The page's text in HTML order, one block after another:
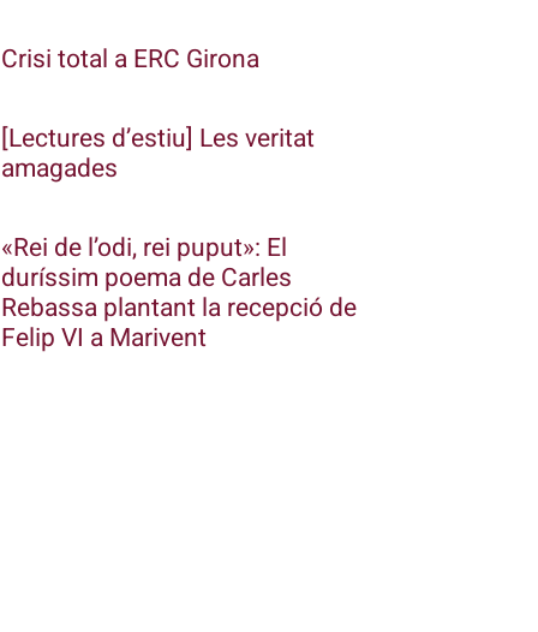
Crisi total a ERC Girona
[Lectures d’estiu] Les veritat
amagades
«Rei de l’odi, rei puput»: El
duríssim poema de Carles
Rebassa plantant la recepció de
Felip VI a Marivent